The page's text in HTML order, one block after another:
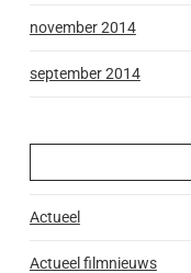
november 2014
september 2014
Actueel
Actueel filmnieuws